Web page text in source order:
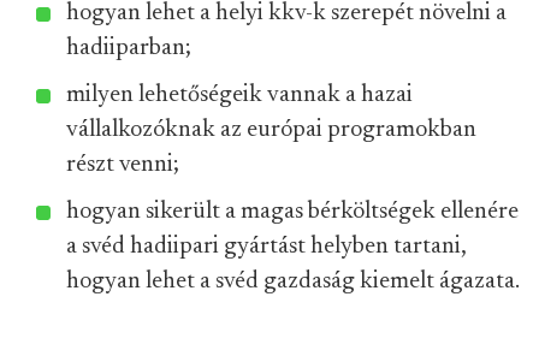
hogyan lehet a helyi kkv-k szerepét növelni a
hadiiparban;
milyen lehetőségeik vannak a hazai
vállalkozóknak az európai programokban
részt venni;
hogyan sikerült a magas bérköltségek ellenére
a svéd hadiipari gyártást helyben tartani,
hogyan lehet a svéd gazdaság kiemelt ágazata.